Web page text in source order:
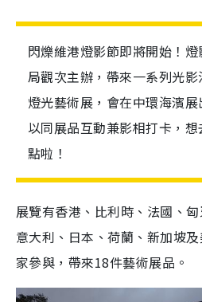
閃爍維港燈影節即將開始！
局觀次主辦，帶來一系列光
燈光藝術展，會在中環海濱
以同展品互動兼影相打卡，
點啦！
展覽有香港、比利時、法國、
意大利、日本、荷蘭、新加坡
家參與，帶來18件藝術展品。